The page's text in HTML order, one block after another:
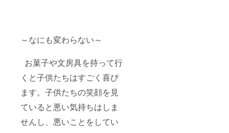
～なにも変わらない～
お菓子や文房具を持って行
くと子供たちはすごく喜び
ます。子供たちの笑顔を見
ていると悪い気持ちはしま
せんし、悪いことをしてい